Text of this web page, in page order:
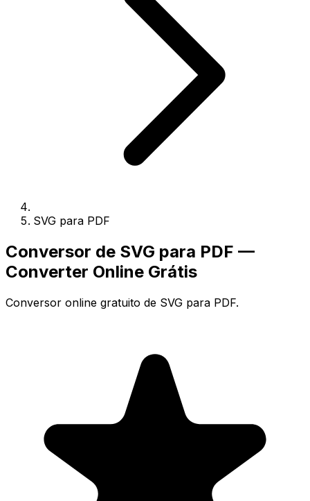
SVG para PDF
Conversor de SVG para PDF —
Converter Online Grátis
Conversor online gratuito de SVG para PDF.